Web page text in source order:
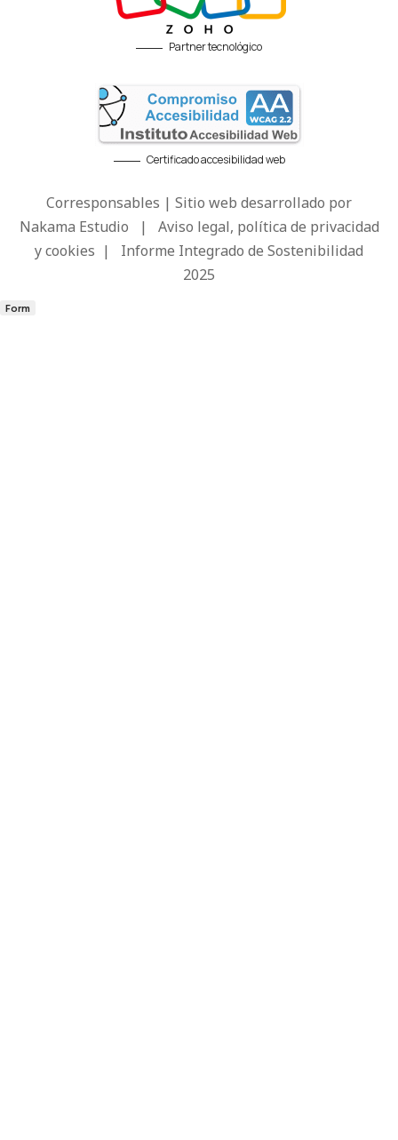
Partner tecnológico
Certificado accesibilidad web
Corresponsables | Sitio web desarrollado por
Nakama Estudio | Aviso legal, política de privacidad
y cookies | Informe Integrado de Sostenibilidad
2025
Form